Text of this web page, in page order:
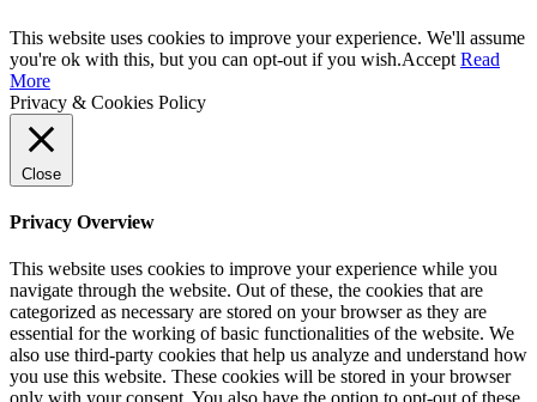
This website uses cookies to improve your experience. We'll assume
you're ok with this, but you can opt-out if you wish.Accept Read
More
Privacy & Cookies Policy
Close
Privacy Overview
This website uses cookies to improve your experience while you
navigate through the website. Out of these, the cookies that are
categorized as necessary are stored on your browser as they are
essential for the working of basic functionalities of the website. We
also use third-party cookies that help us analyze and understand how
you use this website. These cookies will be stored in your browser